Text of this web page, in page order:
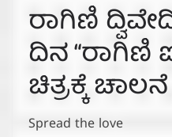
ರಾಗಿಣಿ
ದಿನ “ರಾಗಿಣಿ
ಚಿತ್ರಕ್ಕೆ ಚಾಲನೆ
Spread the love